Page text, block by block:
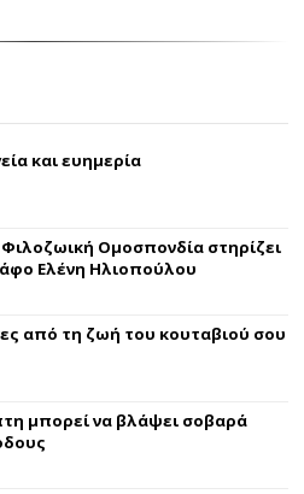
και ευημερία
Ομοσπονδία στηρίζει
Ελένη Ηλιοπούλου
από τη ζωή του κουταβιού σου
μπορεί να βλάψει σοβαρά